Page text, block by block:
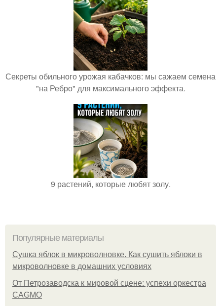
Секреты обильного урожая кабачков: мы сажаем семена
"на Ребро" для максимального эффекта.
9 растений, которые любят золу.
Популярные материалы
Сушка яблок в микроволновке. Как сушить яблоки в
микроволновке в домашних условиях
От Петрозаводска к мировой сцене: успехи оркестра
CAGMO